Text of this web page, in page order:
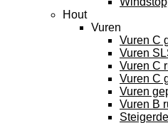
Hout
Vuren
Vuren C
Vuren
Vuren C
Vuren C
Vuren
Vuren B